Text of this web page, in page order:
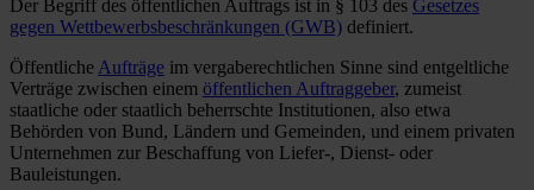
Der Begriff des öffentlichen Auftrags ist in § 103 des Gesetzes
gegen Wettbewerbsbeschränkungen (GWB) definiert.
Öffentliche Aufträge im vergaberechtlichen Sinne sind entgeltliche
Verträge zwischen einem öffentlichen Auftraggeber, zumeist
staatliche oder staatlich beherrschte Institutionen, also etwa
Behörden von Bund, Ländern und Gemeinden, und einem privaten
Unternehmen zur Beschaffung von Liefer-, Dienst- oder
Bauleistungen.